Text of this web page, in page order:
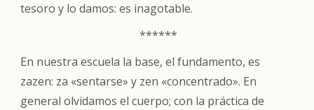
tesoro y lo damos: es inagotable.
******
En nuestra escuela la base, el fundamento, es
zazen: za «sentarse» y zen «concentrado». En
general olvidamos el cuerpo; con la práctica de